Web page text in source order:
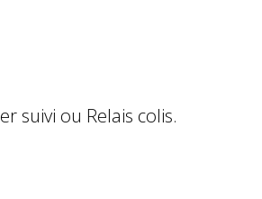
suivi ou Relais colis.